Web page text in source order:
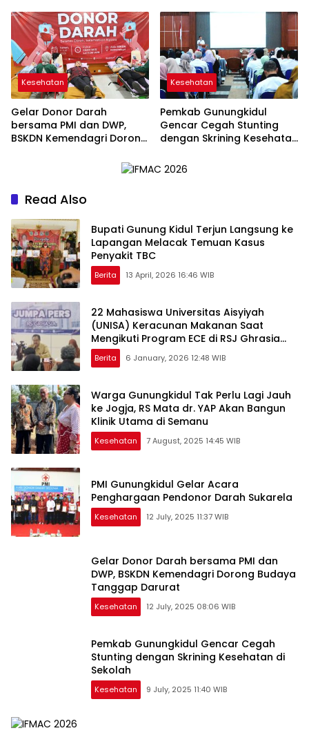
Kesehatan
Gelar Donor Darah
bersama PMI dan DWP,
BSKDN Kemendagri Dorong
Kesehatan
Pemkab Gunungkidul
Gencar Cegah Stunting
dengan Skrining Kesehatan
Read Also
Bupati Gunung Kidul Terjun Langsung ke
Lapangan Melacak Temuan Kasus
Penyakit TBC
Berita 13 April, 2026 16:46 WIB
22 Mahasiswa Universitas Aisyiyah
(UNISA) Keracunan Makanan Saat
Mengikuti Program ECE di RSJ Ghrasia
Yogyakarta
Berita 6 January, 2026 12:48 WIB
Warga Gunungkidul Tak Perlu Lagi Jauh
ke Jogja, RS Mata dr. YAP Akan Bangun
Klinik Utama di Semanu
Kesehatan 7 August, 2025 14:45 WIB
PMI Gunungkidul Gelar Acara
Penghargaan Pendonor Darah Sukarela
Kesehatan 12 July, 2025 11:37 WIB
Gelar Donor Darah bersama PMI dan
DWP, BSKDN Kemendagri Dorong Budaya
Tanggap Darurat
Kesehatan 12 July, 2025 08:06 WIB
Pemkab Gunungkidul Gencar Cegah
Stunting dengan Skrining Kesehatan di
Sekolah
Kesehatan 9 July, 2025 11:40 WIB